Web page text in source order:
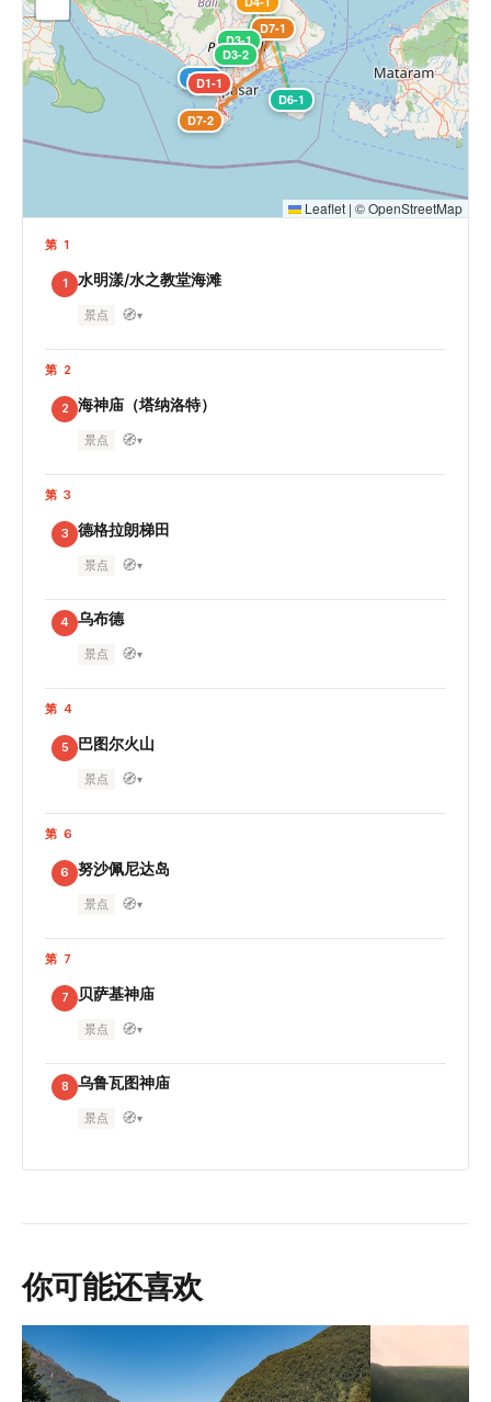
D1-1
D2-1
D3-1
D3-2
D6-1
D7-1
D7-2
Leaflet | ©OpenStreetMap
第 1
1 水明漾/水之教堂海滩
景点 🧭▾
第 2
2 海神庙（塔纳洛特）
景点 🧭▾
第 3
3 德格拉朗梯田
景点 🧭▾
4 乌布德
景点 🧭▾
第 4
5 巴图尔火山
景点 🧭▾
第 6
6 努沙佩尼达岛
景点 🧭▾
第 7
7 贝萨基神庙
景点 🧭▾
8 乌鲁瓦图神庙
景点 🧭▾
你可能还喜欢